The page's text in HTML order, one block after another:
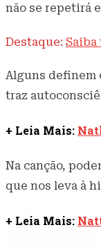
não se repetirá
Destaque: Saiba
Alguns definem
traz
+ Leia Mais:
Na canção,
que nos leva à
+ Leia Mais: